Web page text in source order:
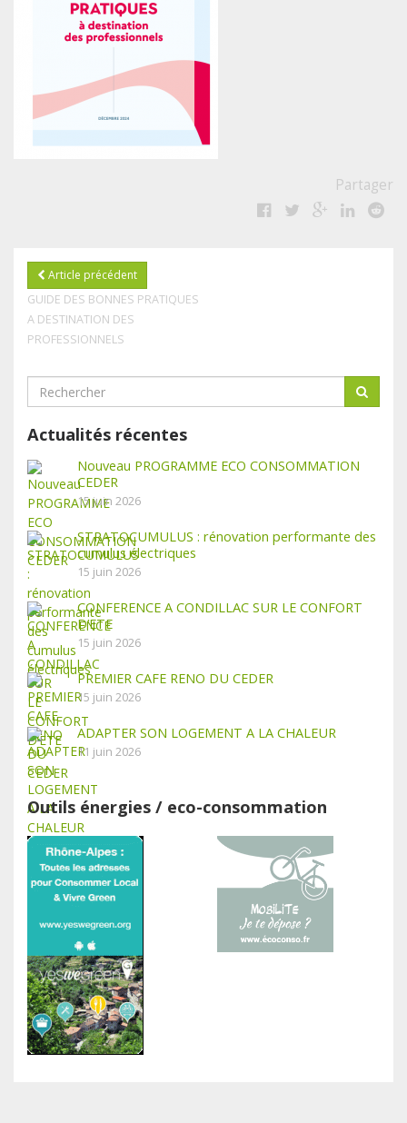
Partager
Article précédent
GUIDE DES BONNES PRATIQUES
A DESTINATION DES
PROFESSIONNELS
Actualités récentes
Nouveau PROGRAMME ECO CONSOMMATION
CEDER
15 juin 2026
STRATOCUMULUS : rénovation performante des
cumulus électriques
15 juin 2026
CONFERENCE A CONDILLAC SUR LE CONFORT
D’ETE
15 juin 2026
PREMIER CAFE RENO DU CEDER
15 juin 2026
ADAPTER SON LOGEMENT A LA CHALEUR
11 juin 2026
Outils énergies / eco-consommation